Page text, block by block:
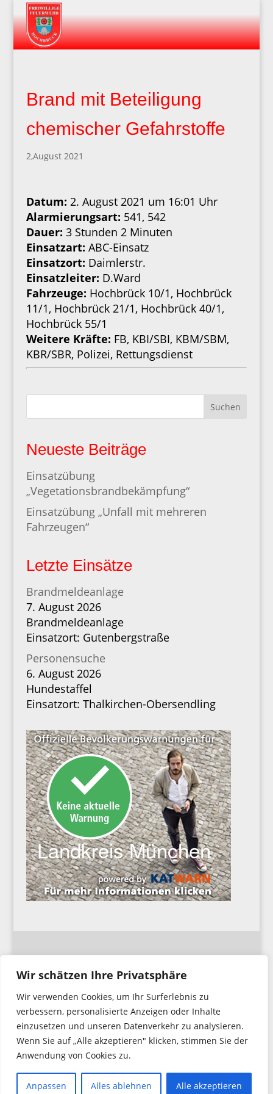
Wir schätzen Ihre Privatsphäre
Wir verwenden Cookies, um Ihr Surferlebnis zu
verbessern, personalisierte Anzeigen oder Inhalte
einzusetzen und unseren Datenverkehr zu analysieren.
Wenn Sie auf „Alle akzeptieren" klicken, stimmen Sie der
Anwendung von Cookies zu.
Anpassen Alles ablehnen Alle akzeptieren
Brand mit Beteiligung
chemischer Gefahrstoffe
2,August 2021
Datum: 2. August 2021 um 16:01 Uhr
Alarmierungsart: 541, 542
Dauer: 3 Stunden 2 Minuten
Einsatzart: ABC-Einsatz
Einsatzort: Daimlerstr.
Einsatzleiter: D.Ward
Fahrzeuge: Hochbrück 10/1, Hochbrück
11/1, Hochbrück 21/1, Hochbrück 40/1,
Hochbrück 55/1
Weitere Kräfte: FB, KBI/SBI, KBM/SBM,
KBR/SBR, Polizei, Rettungsdienst
Suchen
Neueste Beiträge
Einsatzübung
„Vegetationsbrandbekämpfung“
Einsatzübung „Unfall mit mehreren
Fahrzeugen“
Letzte Einsätze
Brandmeldeanlage
7. August 2026
Brandmeldeanlage
Einsatzort: Gutenbergstraße
Personensuche
6. August 2026
Hundestaffel
Einsatzort: Thalkirchen-Obersendling
Impressum
Datenschutzerklärung
Copyright © 2026. Feuerwehr Hochbrück
All Rights Reserved.